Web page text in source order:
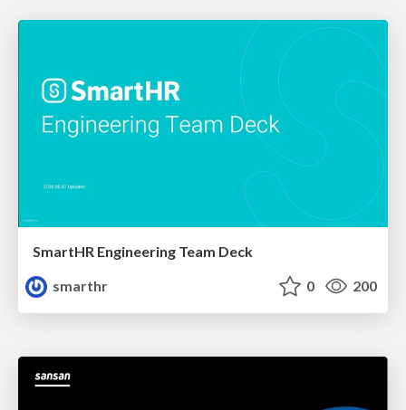
SmartHR Engineering Team Deck
smarthr
0 200